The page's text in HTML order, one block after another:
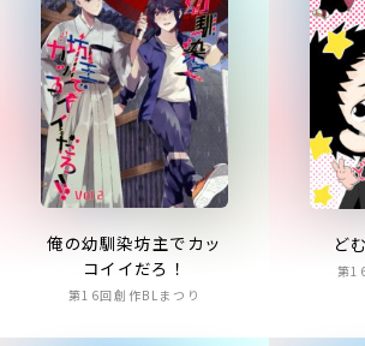
俺の幼馴染坊主でカッ
コイイだろ！
第16回創作BLまつり
ど
第